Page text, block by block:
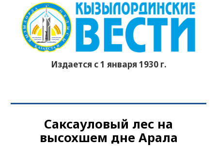
Издается с 1 января 1930 г.
Саксауловый лес на
высохшем дне Арала